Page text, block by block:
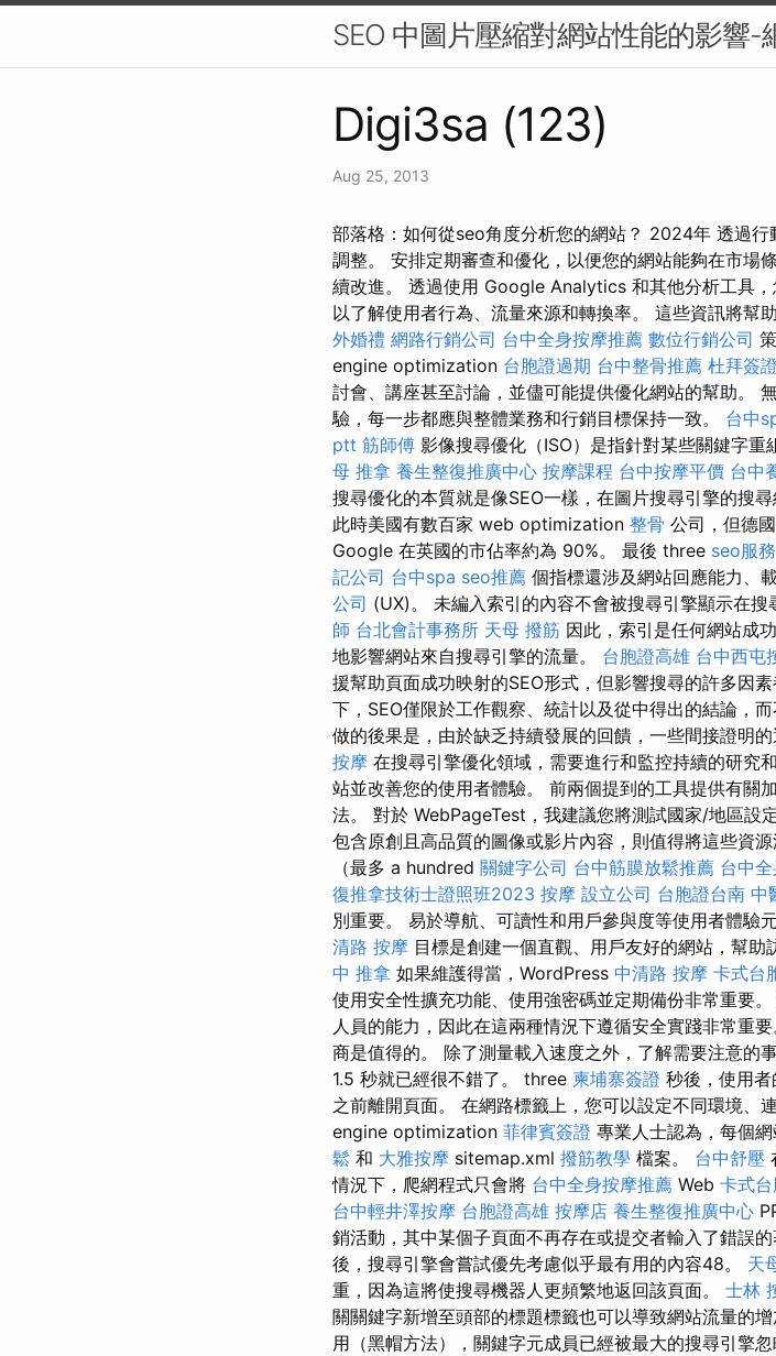
SEO 中圖片壓縮對網站性能的影響-
Digi3sa (123)
Aug 25, 2013
部落格：如何從seo角度分析您的網站？ 2024年 透過
調整。 安排定期審查和優化，以便您的網站能夠在市場
續改進。 透過使用 Google Analytics 和其他分析工具
以了解使用者行為、流量來源和轉換率。 這些資訊將幫
外婚禮 網路行銷公司 台中全身按摩推薦 數位行銷公司
engine optimization 台胞證過期 台中整骨推薦 杜拜簽證
討會、講座甚至討論，並儘可能提供優化網站的幫助。
驗，每一步都應與整體業務和行銷目標保持一致。 台中
ptt 筋師傅 影像搜尋優化（ISO）是指針對某些關鍵字
母 推拿 養生整復推廣中心 按摩課程 台中按摩平價 台中
搜尋優化的本質就是像SEO一樣，在圖片搜尋引擎的搜
此時美國有數百家 web optimization 整骨 公司，但德
Google 在英國的市佔率約為 90%。 最後 three seo服務
記公司 台中spa seo推薦 個指標還涉及網站回應能力、
公司 (UX)。 未編入索引的內容不會被搜尋引擎顯示在搜
師 台北會計事務所 天母 撥筋 因此，索引是任何網站成
地影響網站來自搜尋引擎的流量。 台胞證高雄 台中西屯
援幫助頁面成功映射的SEO形式，但影響搜尋的許多因素
下，SEO僅限於工作觀察、統計以及從中得出的結論，
做的後果是，由於缺乏持續發展的回饋，一些間接證明
按摩 在搜尋引擎優化領域，需要進行和監控持續的研究
站並改善您的使用者體驗。 前兩個提到的工具提供有關
法。 對於 WebPageTest，我建議您將測試國家/地區設
包含原創且高品質的圖像或影片內容，則值得將這些資
（最多 a hundred 關鍵字公司 台中筋膜放鬆推薦 台中
復推拿技術士證照班2023 按摩 設立公司 台胞證台南 中
別重要。 易於導航、可讀性和用戶參與度等使用者體驗
清路 按摩 目標是創建一個直觀、用戶友好的網站，幫助
中 推拿 如果維護得當，WordPress 中清路 按摩 卡式台
使用安全性擴充功能、使用強密碼並定期備份非常重要。
人員的能力，因此在這兩種情況下遵循安全實踐非常重要
商是值得的。 除了測量載入速度之外，了解需要注意的
1.5 秒就已經很不錯了。 three 柬埔寨簽證 秒後，使用
之前離開頁面。 在網路標籤上，您可以設定不同環境、
engine optimization 菲律賓簽證 專業人士認為，每個
鬆 和 大雅按摩 sitemap.xml 撥筋教學 檔案。 台中舒壓
情況下，爬網程式只會將 台中全身按摩推薦 Web 卡式
台中輕井澤按摩 台胞證高雄 按摩店 養生整復推廣中心
銷活動，其中某個子頁面不再存在或提交者輸入了錯誤
後，搜尋引擎會嘗試優先考慮似乎最有用的內容48。 天
重，因為這將使搜尋機器人更頻繁地返回該頁面。 士林
關關鍵字新增至頭部的標題標籤也可以導致網站流量的增
用（黑帽方法），關鍵字元成員已經被最大的搜尋引擎忽